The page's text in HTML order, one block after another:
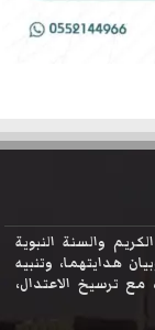
والسنة النبوية
هدايتهما، وتنبيه
ترسيخ الاعتدال،